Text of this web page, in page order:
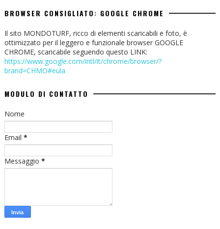
BROWSER CONSIGLIATO: GOOGLE CHROME
Il sito MONDOTURF, ricco di elementi scaricabili e foto, è
ottimizzato per il leggero e funzionale browser GOOGLE
CHROME, scaricabile seguendo questo LINK:
https://www.google.com/intl/it/chrome/browser/?
brand=CHMO#eula
MODULO DI CONTATTO
Nome
Email *
Messaggio *